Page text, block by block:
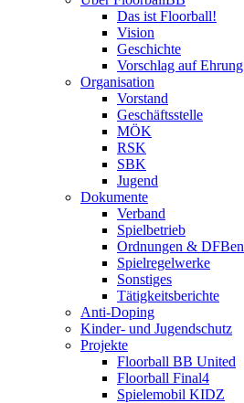
Das ist Floorball!
Vision
Geschichte
Vorschlag auf Ehrung
Organisation
Vorstand
Geschäftsstelle
MÖK
RSK
SBK
Jugend
Dokumente
Verband
Spielbetrieb
Ordnungen & DFBen
Spielregelwerke
Sonstiges
Tätigkeitsberichte
Anti-Doping
Kinder- und Jugendschutz
Projekte
Floorball BB United
Floorball Final4
Spielemobil KIDZ